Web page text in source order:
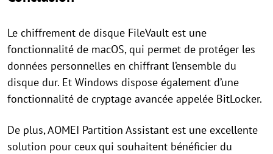
Le chiffrement de disque FileVault est une
fonctionnalité de macOS, qui permet de protéger les
données personnelles en chiffrant l’ensemble du
disque dur. Et Windows dispose également d’une
fonctionnalité de cryptage avancée appelée BitLocker.
De plus, AOMEI Partition Assistant est une excellente
solution pour ceux qui souhaitent bénéficier du